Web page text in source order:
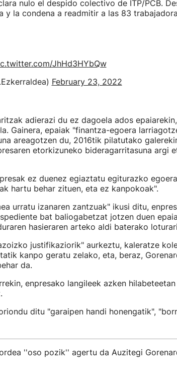
nulo el despido colectivo de ITP/PCB.
y la condena a readmitir a las 83
JhHd3HYbQw
February 23, 2022
adierazi du ez dagoela ados
Gainera, epaiak "finantza-egoera
areagotzen du, 2016tik pilatutako
etorkizuneko bideragarritasuna argi
ez duenez egiaztatu egiturazko
hartu behar zituen, eta ez kanpokoak".
urratu izanaren zantzuak" ikusi ditu,
bat baliogabetzat jotzen duen
hasieraren arteko aldi baterako
justifikaziorik" aurkeztu, kaleratze
kanpo geratu zelako, eta, beraz,
da.
enpresako langileek azken
ditu "garaipen handi honengatik",
''oso pozik'' agertu da Auzitegi